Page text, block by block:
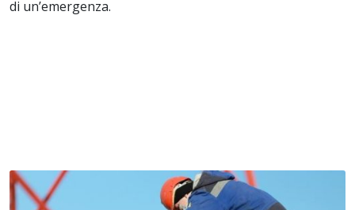
di un’emergenza.